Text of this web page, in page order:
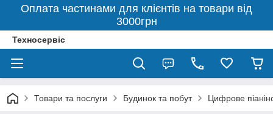
Оплата частинами для клієнтів на товари від
3000грн
Техносервіс
Товари та послуги Будинок та побут Цифрове